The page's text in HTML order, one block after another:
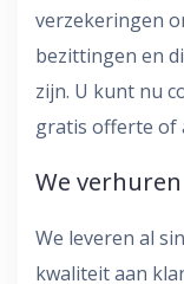
verzekeringen
bezittingen en
zijn. U kunt nu
gratis offerte of
We
We leveren al
kwaliteit aan